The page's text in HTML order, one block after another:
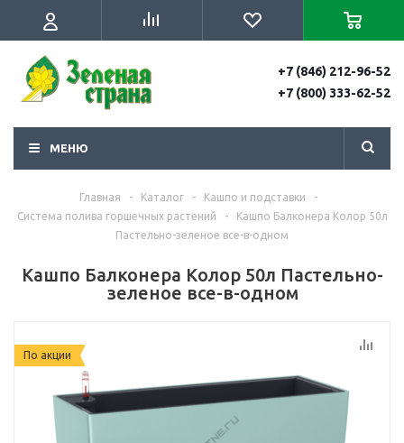
+7 (846) 212-96-52
+7 (800) 333-62-52
МЕНЮ
Главная - Каталог - Кашпо и подставки
-
Система полива горшечных растений
-
Кашпо Балконера Колор 50л
Пастельно-зеленое все-в-одном
Кашпо Балконера Колор 50л Пастельно-
зеленое все-в-одном
По акции